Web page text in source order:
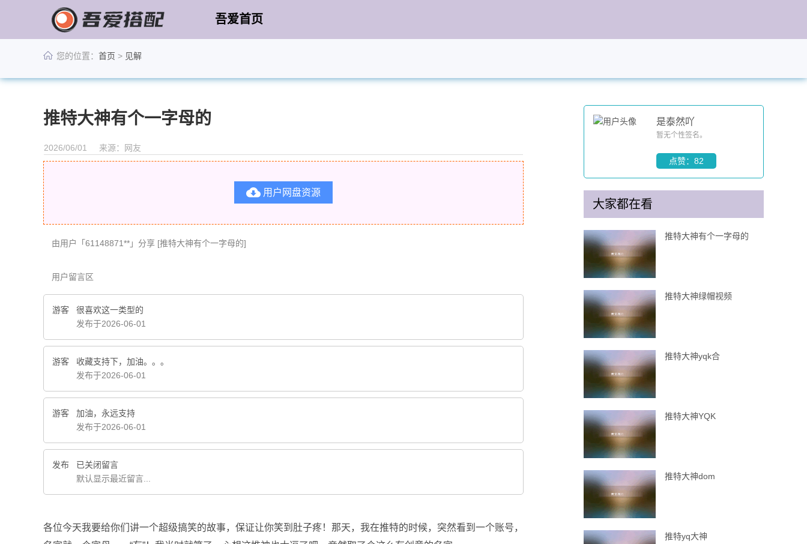
吾爱首页
您的位置： 首页 > 见解
推特大神有个一字母的
2026/06/01 来源：网友
 用户网盘资源
由用户「61148871**」分享 [推特大神有个一字母的]
用户留言区
游客
很喜欢这一类型的
发布于2026-06-01
游客
收藏支持下，加油。。。
发布于2026-06-01
游客
加油，永远支持
发布于2026-06-01
发布
已关闭留言
默认显示最近留言...
各位今天我要给你们讲一个超级搞笑的故事，保证让你笑到肚子疼！那天，我在推特的时候，突然看到一个账号，
是泰然吖
暂无个性签名。
点赞：82
大家都在看
推特大神有个一字母的
推特大神绿帽视频
推特大神yqk合
推特大神YQK
推特大神dom
推特yq大神